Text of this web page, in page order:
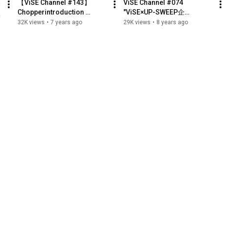
【ViSE Channel #143】
Chopperintroduction
Chopper紹介  ヴァイス 名古
32K views • 7 years ago
ViSE Channel #074
"ViSE×UP-SWEEP企
画”Vol.01
29K views • 8 years ago